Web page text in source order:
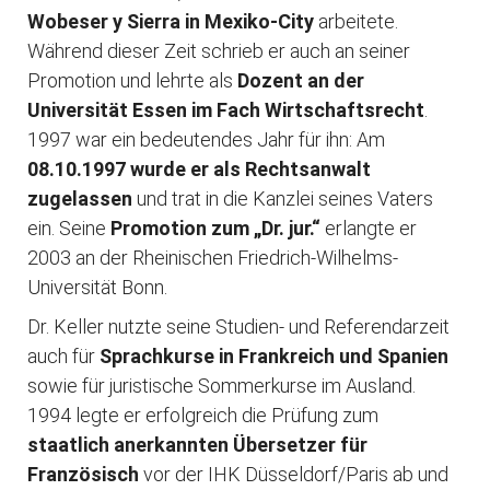
Wobeser y Sierra in Mexiko-City arbeitete.
Während dieser Zeit schrieb er auch an seiner
Promotion und lehrte als Dozent an der
Universität Essen im Fach Wirtschaftsrecht
1997 war ein bedeutendes Jahr für ihn: Am
08.10.1997 wurde er als Rechtsanwalt
zugelassen und trat in die Kanzlei seines Vaters
ein. Seine Promotion zum „Dr. jur.“ erlangte er
2003 an der Rheinischen Friedrich-Wilhelms-
Universität Bonn.
Dr. Keller nutzte seine Studien- und Referendarzeit
auch für Sprachkurse in Frankreich und Spanien
sowie für juristische Sommerkurse im Ausland.
1994 legte er erfolgreich die Prüfung zum
staatlich anerkannten Übersetzer für
Französisch vor der IHK Düsseldorf/Paris ab und